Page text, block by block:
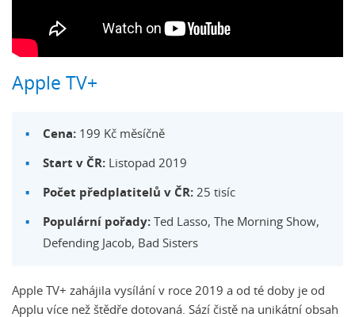
Apple TV+
Cena:199 Kč měsíčně
Start v ČR:Listopad 2019
Počet předplatitelů v ČR:25 tisíc
Populární pořady:Ted Lasso, The Morning Show,
Defending Jacob, Bad Sisters
Apple TV+ zahájila vysílání v roce 2019 a od té doby je od
Applu více než štědře dotovaná. Sází čistě na unikátní obsah